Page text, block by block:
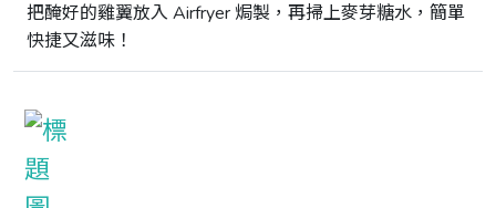
把醃好的雞翼放入 Airfryer 焗製，再掃上麥芽糖水，簡單
快捷又滋味！